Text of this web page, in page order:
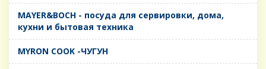
MAYER&BOCH - посуда для сервировки, дома,
кухни и бытовая техника
MYRON COOK -ЧУГУН